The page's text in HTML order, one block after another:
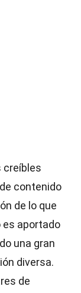
creíbles
contenido
de lo que
es aportado
una gran
diversa.
de